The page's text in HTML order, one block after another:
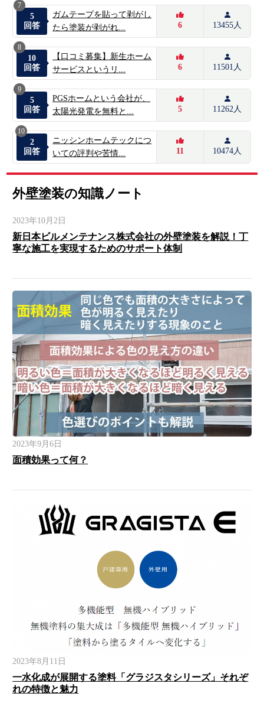
7
5
回答
ガムテープを貼って剥がし
たら塗装が剥がれ...
6 13455人
8
10
回答
【口コミ募集】新生ホーム
サービスというリ...
6 11501人
9
5
回答
PGSホームという会社が、
太陽光発電を無料と...
5 11262人
10
2
回答
ニッシンホームテックにつ
いての評判や苦情...
11 10474人
外壁塗装の知識ノート
2023年10月2日
新日本ビルメンテナンス株式会社の外壁塗装を解説！丁
寧な施工を実現するためのサポート体制
2023年9月6日
面積効果って何？
2023年8月11日
一水化成が展開する塗料「グラジスタシリーズ」それぞ
れの特徴と魅力